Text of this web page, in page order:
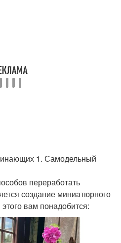
1. Самодельный
переработать
создание миниатюрного
вам понадобится: